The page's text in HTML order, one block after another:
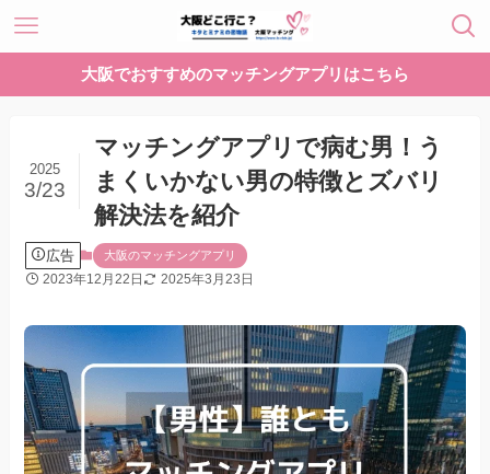
大阪でおすすめのマッチングアプリはこちら
マッチングアプリで病む男！う
まくいかない男の特徴とズバリ
解決法を紹介
2025
3/23
広告 大阪のマッチングアプリ
2023年12月22日 2025年3月23日